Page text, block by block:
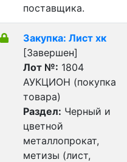
поставщика.
Закупка: Лист хк
[Завершен]
Лот №: 1804
АУКЦИОН (покупка
товара)
Раздел: Черный и
цветной
металлопрокат,
метизы (лист,